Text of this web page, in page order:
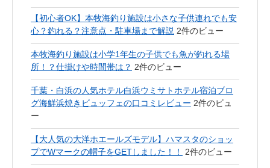
【初心者OK】本牧海釣り施設は小さな子供連れでも安
心？釣れる？注意点・駐車場まで解説 2件のビュー
本牧海釣り施設は小学1年生の子供でも魚が釣れる場
所！？仕掛けや時間帯は？ 2件のビュー
千葉・白浜の人気ホテル白浜ウミサトホテル宿泊ブロ
グ海鮮浜焼きビュッフェの口コミレビュー 2件のビュ
ー
【大人気の大洋ホエールズモデル】ハマスタのショッ
プでWマークの帽子をGETしました！！
2件のビュー